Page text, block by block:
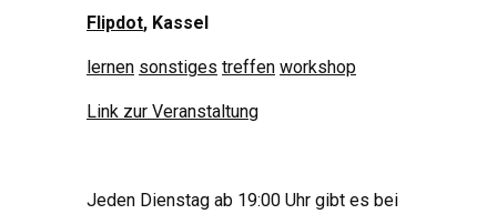
Flipdot, Kassel
lernen sonstiges treffen workshop
Link zur Veranstaltung
Jeden Dienstag ab 19:00 Uhr gibt es bei